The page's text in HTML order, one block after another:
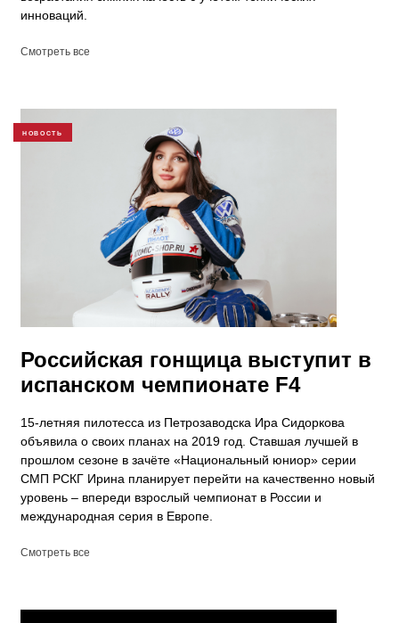
инноваций.
Смотреть все
НОВОСТЬ
Российская гонщица выступит в
испанском чемпионате F4
15-летняя пилотесса из Петрозаводска Ира Сидоркова
объявила о своих планах на 2019 год. Ставшая лучшей в
прошлом сезоне в зачёте «Национальный юниор» серии
СМП РСКГ Ирина планирует перейти на качественно новый
уровень – впереди взрослый чемпионат в России и
международная серия в Европе.
Смотреть все